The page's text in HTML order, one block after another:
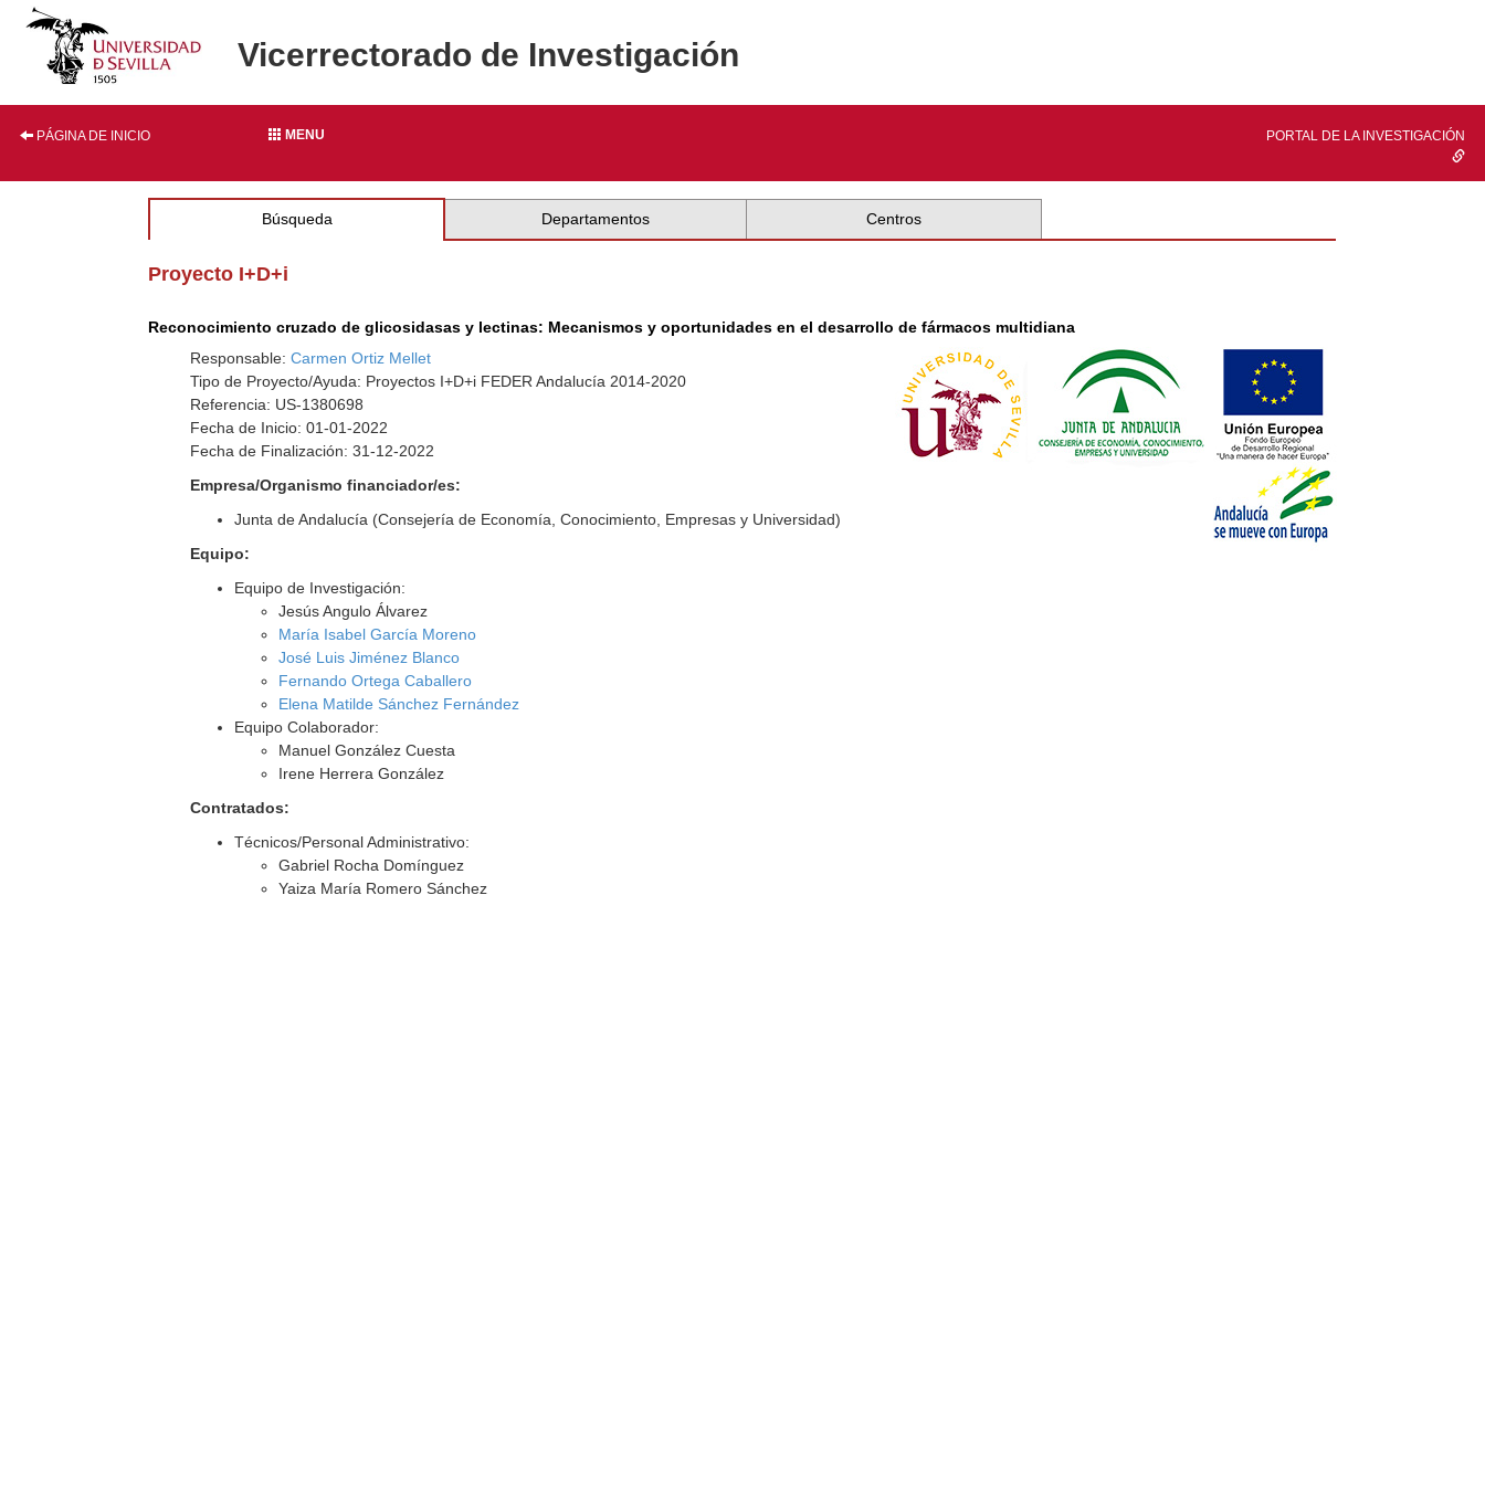
Vicerrectorado de Investigación
PÁGINA DE INICIO MENU PORTAL DE LA INVESTIGACIÓN
Búsqueda Departamentos Centros
Proyecto I+D+i
Reconocimiento cruzado de glicosidasas y lectinas: Mecanismos y oportunidades en el desarrollo de fármacos multidiana
Responsable:Carmen Ortiz Mellet
Tipo de Proyecto/Ayuda: Proyectos I+D+i FEDER Andalucía 2014-2020
Referencia: US-1380698
Fecha de Inicio: 01-01-2022
Fecha de Finalización: 31-12-2022
Empresa/Organismo financiador/es:
Junta de Andalucía (Consejería de Economía, Conocimiento, Empresas y Universidad)
Equipo:
Equipo de Investigación:
Jesús Angulo Álvarez
María Isabel García Moreno
José Luis Jiménez Blanco
Fernando Ortega Caballero
Elena Matilde Sánchez Fernández
Equipo Colaborador:
Manuel González Cuesta
Irene Herrera González
Contratados:
Técnicos/Personal Administrativo:
Gabriel Rocha Domínguez
Yaiza María Romero Sánchez